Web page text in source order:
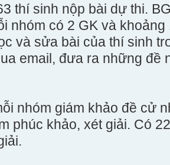
thí sinh nộp bài dự thi.
nhóm có 2 GK và
và sửa bài của thí sinh
email, đưa ra những đề
nhóm giám khảo đề cử
phúc khảo, xét giải. Có